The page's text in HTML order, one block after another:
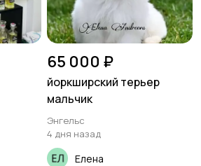
65 000 ₽
йоркширский терьер
мальчик
Энгельс
4 дня назад
Елена